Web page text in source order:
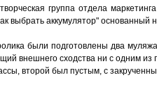
группа отдела
выбрать аккумулятор"
были подготовлены два
внешнего сходства ни с одним
второй был пустым, с